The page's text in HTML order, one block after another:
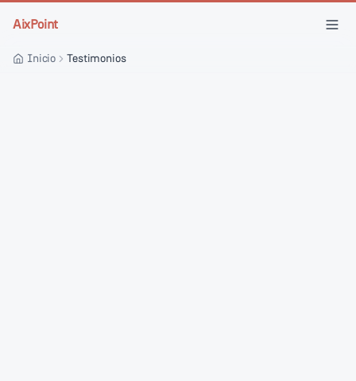
AixPoint
Inicio Testimonios